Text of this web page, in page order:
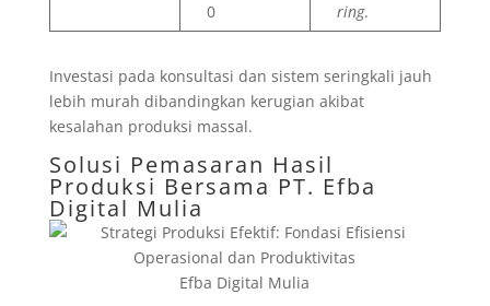
0
ring.
Investasi pada konsultasi dan sistem seringkali jauh
lebih murah dibandingkan kerugian akibat
kesalahan produksi massal.
Solusi Pemasaran Hasil
Produksi Bersama PT. Efba
Digital Mulia
Efba Digital Mulia